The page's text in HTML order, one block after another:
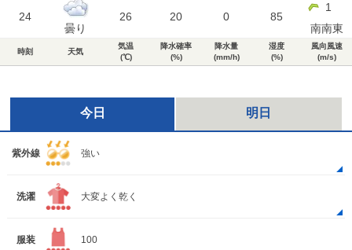
24
曇り
26 20 0 85
1
南南東
時刻 天気
気温
(℃)
降水確率
(%)
降水量
(mm/h)
湿度
(%)
風向風速
(m/s)
今日 明日
紫外線 強い
洗濯 大変よく乾く
服装 100